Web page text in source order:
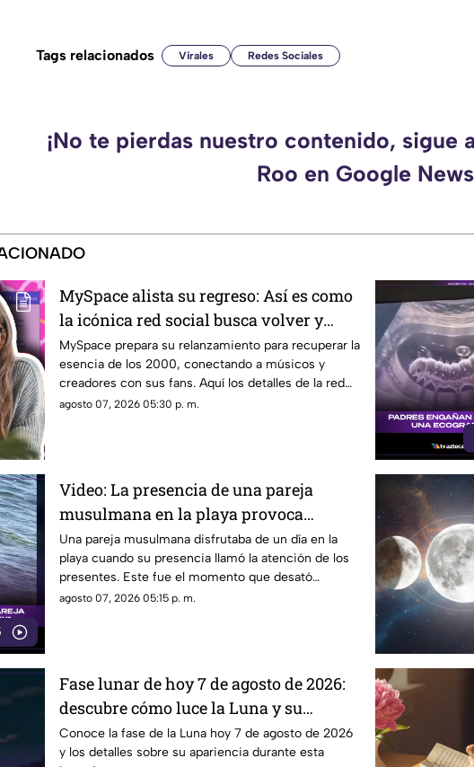
Tags relacionados Virales Redes Sociales
¡No te pierdas nuestro contenido, sigue
Roo en Google
MySpace alista su regreso: Así es como
la icónica red social busca volver y
revivir la esencia de los años 2000
MySpace prepara su relanzamiento para recuperar la
esencia de los 2000, conectando a músicos y
creadores con sus fans. Aquí los detalles de la red
social.
agosto 07, 2026 05:30 p. m.
Video: La presencia de una pareja
musulmana en la playa provoca
reacciones
Una pareja musulmana disfrutaba de un día en la
playa cuando su presencia llamó la atención de los
presentes. Este fue el momento que desató
diversas reacciones entre quienes se encontraban
agosto 07, 2026 05:15 p. m.
Fase lunar de hoy 7 de agosto de 2026:
descubre cómo luce la Luna y su
significado
Conoce la fase de la Luna hoy 7 de agosto de 2026
y los detalles sobre su apariencia durante esta